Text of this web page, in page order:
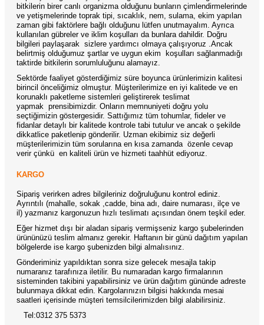
bitkilerin birer canlı organizma olduğunu bunların çimlendirmelerinde
ve yetişmelerinde toprak tipi, sıcaklık, nem, sulama, ekim yapılan
zaman gibi faktörlere bağlı olduğunu lütfen unutmayalım. Ayrıca
kullanılan gübreler ve iklim koşulları da bunlara dahildir. Doğru
bilgileri paylaşarak sizlere yardımcı olmaya çalışıyoruz .Ancak
belirtmiş olduğumuz şartlar ve uygun ekim
koşulları sağlanmadığı
taktirde bitkilerin sorumluluğunu alamayız.
Sektörde faaliyet gösterdiğimiz süre boyunca ürünlerimizin kalitesi
birincil önceliğimiz olmuştur. Müşterilerimize en iyi kalitede ve en
korunaklı paketleme sistemleri geliştirerek teslimat
yapmak prensibimizdir. Onların memnuniyeti doğru yolu
seçtiğimizin göstergesidir. Sattığımız tüm tohumlar, fideler ve
fidanlar detaylı bir kalitede kontrole tabi tutulur ve ancak o şekilde
dikkatlice paketlenip gönderilir. Uzman ekibimiz siz değerli
müşterilerimizin tüm sorularına en kısa zamanda özenle cevap
verir çünkü en kaliteli ürün ve hizmeti taahhüt ediyoruz.
KARGO
Sipariş verirken adres bilgileriniz doğruluğunu kontrol ediniz.
Ayrıntılı (mahalle, sokak ,cadde, bina adı, daire numarası, ilçe ve
il) yazmanız kargonuzun hızlı teslimatı açısından önem teşkil eder.
Eğer hizmet dışı bir aladan sipariş vermişseniz kargo şubelerinden
ürününüzü teslim almanız gerekir. Haftanın bir günü dağıtım yapılan
bölgelerde ise kargo şubenizden bilgi almalısınız.
Gönderiminiz yapıldıktan sonra size gelecek mesajla takip
numaranız tarafınıza iletilir. Bu numaradan kargo firmalarının
sisteminden takibini yapabilirsiniz ve ürün dağıtım gününde adreste
bulunmaya dikkat edin. Kargolarınızın bilgisi hakkında mesai
saatleri içerisinde müşteri temsilcilerimizden bilgi alabilirsiniz.
Tel:0312 375 5373